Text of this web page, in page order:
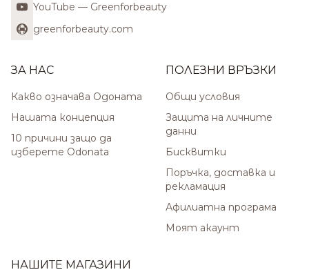
YouTube — Greenforbeauty
greenforbeauty.com
ЗА НАС
Какво означава Одоната
Нашата концепция
10 причини защо да
изберете Odonata
ПОЛЕЗНИ ВРЪЗКИ
Общи условия
Защита на личните
данни
Бисквитки
Поръчка, доставка и
рекламация
Афилиатна програма
Моят акаунт
НАШИТЕ МАГАЗИНИ